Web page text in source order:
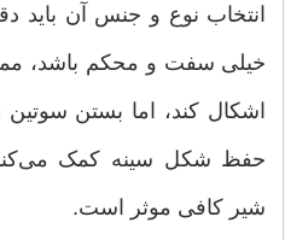
انتخاب نوع و جنس آن باید
خیلی سفت و محکم باشد،
اشکال کند، اما بستن
حفظ شکل سینه کمک
شیر کافی موثر است.